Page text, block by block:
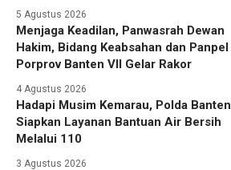
5 Agustus 2026
Menjaga Keadilan, Panwasrah Dewan
Hakim, Bidang Keabsahan dan Panpel
Porprov Banten VII Gelar Rakor
4 Agustus 2026
Hadapi Musim Kemarau, Polda Banten
Siapkan Layanan Bantuan Air Bersih
Melalui 110
3 Agustus 2026